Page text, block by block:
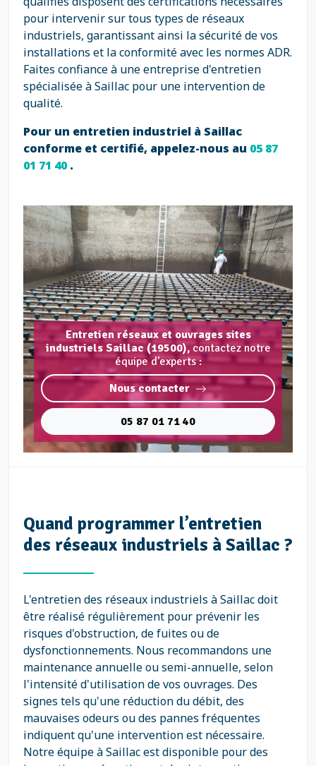
pour intervenir sur tous types de réseaux
industriels, garantissant ainsi la sécurité de vos
installations et la conformité avec les normes ADR.
Faites confiance à une entreprise d'entretien
spécialisée à Saillac pour une intervention de
qualité.
Pour un entretien industriel à Saillac
conforme et certifié, appelez-nous au 05 87
01 71 40.
Entretien réseaux et ouvrages sites
industriels Saillac (19500),contactez notre
équipe d'experts :
Nous contacter
05 87 01 71 40
Quand programmer l’entretien
des réseaux industriels à Saillac ?
L'entretien des réseaux industriels à Saillac doit
être réalisé régulièrement pour prévenir les
risques d'obstruction, de fuites ou de
dysfonctionnements. Nous recommandons une
maintenance annuelle ou semi-annuelle, selon
l'intensité d'utilisation de vos ouvrages. Des
signes tels qu'une réduction du débit, des
mauvaises odeurs ou des pannes fréquentes
indiquent qu'une intervention est nécessaire.
Notre équipe à Saillac est disponible pour des